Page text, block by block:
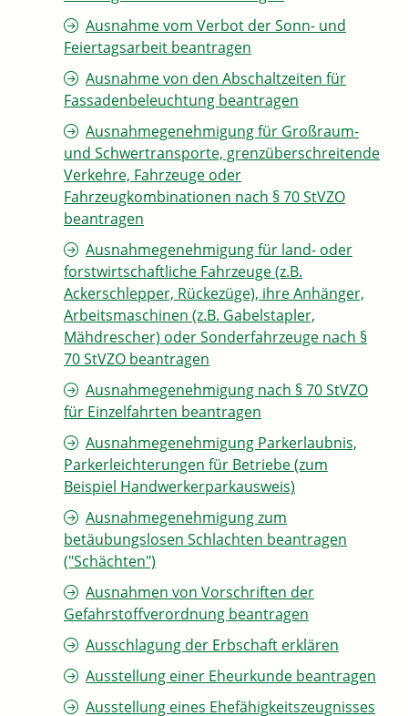
Ausnahme vom Verbot der Sonn- und
Feiertagsarbeit beantragen
Ausnahme von den Abschaltzeiten für
Fassadenbeleuchtung beantragen
Ausnahmegenehmigung für Großraum-
und Schwertransporte, grenzüberschreitende
Verkehre, Fahrzeuge oder
Fahrzeugkombinationen nach § 70 StVZO
beantragen
Ausnahmegenehmigung für land- oder
forstwirtschaftliche Fahrzeuge (z.B.
Ackerschlepper, Rückezüge), ihre Anhänger,
Arbeitsmaschinen (z.B. Gabelstapler,
Mähdrescher) oder Sonderfahrzeuge nach §
70 StVZO beantragen
Ausnahmegenehmigung nach § 70 StVZO
für Einzelfahrten beantragen
Ausnahmegenehmigung Parkerlaubnis,
Parkerleichterungen für Betriebe (zum
Beispiel Handwerkerparkausweis)
Ausnahmegenehmigung zum
betäubungslosen Schlachten beantragen
("Schächten")
Ausnahmen von Vorschriften der
Gefahrstoffverordnung beantragen
Ausschlagung der Erbschaft erklären
Ausstellung einer Eheurkunde beantragen
Ausstellung eines Ehefähigkeitszeugnisses